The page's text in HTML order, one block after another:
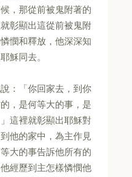
，那從前被鬼附著的
彰顯出這從前被鬼附
憫和釋放，他深深知
穌同去。
：「你回家去，到你
，是何等大的事，是
這裡就彰顯出耶穌對
他的家中，為主作見
大的事告訴他所有的
經歷到主怎樣憐憫他